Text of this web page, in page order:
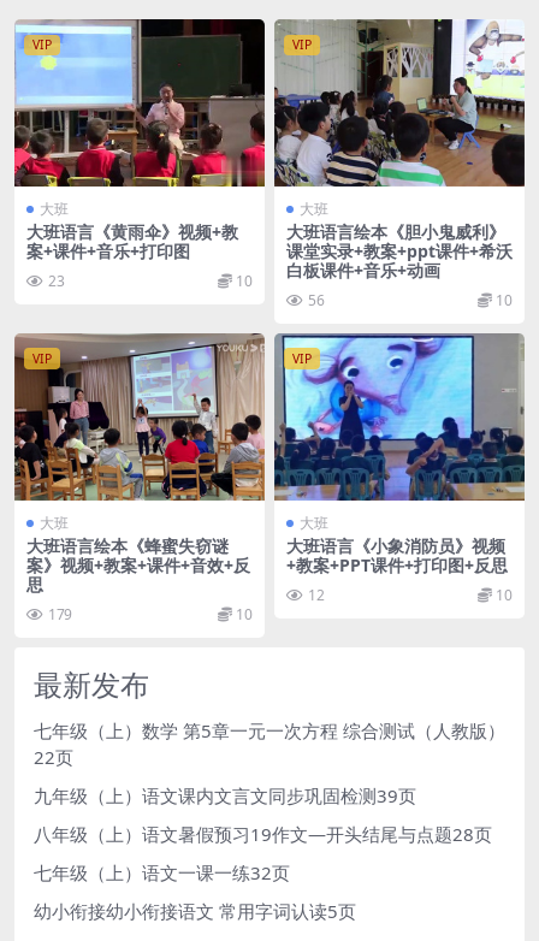
VIP
大班
大班语言《黄雨伞》视频+教
案+课件+音乐+打印图
23 10
VIP
大班
大班语言绘本《胆小鬼威利》
课堂实录+教案+ppt课件+希沃
白板课件+音乐+动画
56 10
VIP
大班
大班语言绘本《蜂蜜失窃谜
案》视频+教案+课件+音效+反
思
179 10
VIP
大班
大班语言《小象消防员》视频
+教案+PPT课件+打印图+反思
12 10
最新发布
七年级（上）数学 第5章一元一次方程 综合测试（人教版）
22页
九年级（上）语文课内文言文同步巩固检测39页
八年级（上）语文暑假预习19作文—开头结尾与点题28页
七年级（上）语文一课一练32页
幼小衔接幼小衔接语文 常用字词认读5页